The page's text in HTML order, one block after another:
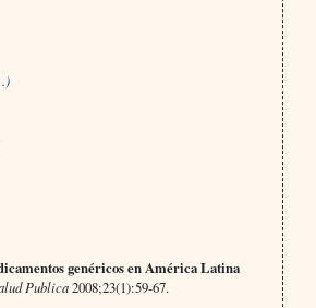
genéricos en América Latina
Publica2008;23(1):59-67.